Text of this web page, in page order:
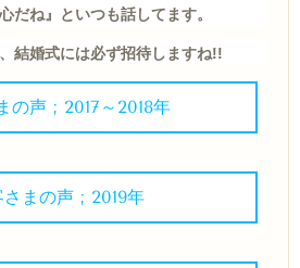
だね』といつも話してます。
結婚式には必ず招待しますね!!
の声 ; 2017～2018年
さまの声 ; 2019年